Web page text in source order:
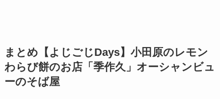
まとめ【 よじごじDays】小田原のレモン
わらび餅のお店「季作久」オーシャンビュ
ーのそば屋